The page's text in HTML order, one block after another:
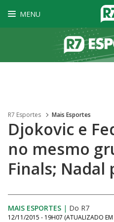
MENU
R7 Esportes Mais Esportes
Djokovic e
no mesmo
Finals; Nadal
MAIS ESPORTES | Do R7
12/11/2015 - 19H07 (ATUALIZADO EM